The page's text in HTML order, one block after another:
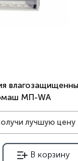
МП-WA
лучшую цену
В корзину